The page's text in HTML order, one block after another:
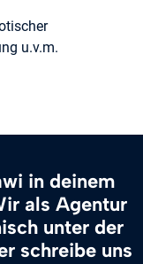
u.v.m.
in deinem
als Agentur
unter der
schreibe uns